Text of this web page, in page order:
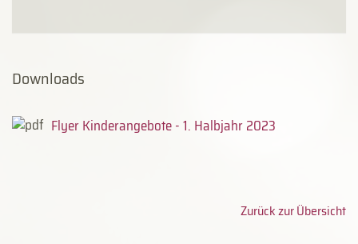
Downloads
Flyer Kinderangebote - 1. Halbjahr 2023
Zurück zur Übersicht